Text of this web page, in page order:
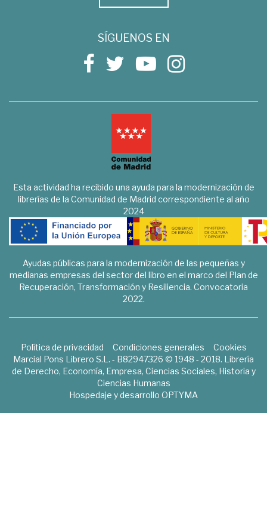
SÍGUENOS EN
Esta actividad ha recibido una ayuda para la modernización de
librerías de la Comunidad de Madrid correspondiente al año
2024
Ayudas públicas para la modernización de las pequeñas y
medianas empresas del sector del libro en el marco del Plan de
Recuperación, Transformación y Resiliencia. Convocatoria
2022.
Política de privacidad Condiciones generales
Cookies
Marcial Pons Librero S.L. - B82947326 © 1948 - 2018. Librería
de Derecho, Economía, Empresa, Ciencias Sociales, Historia y
Ciencias Humanas
Hospedaje y desarrollo OPTYMA